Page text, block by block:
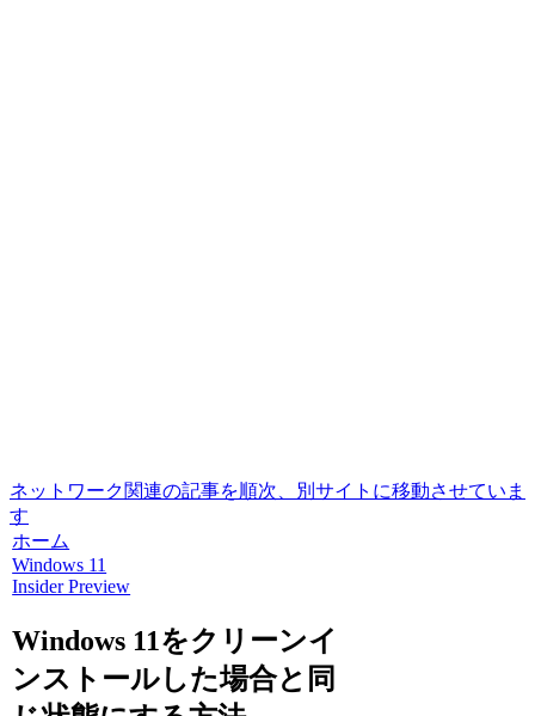
ネットワーク関連の記事を順次、別サイトに移動させていま
す
ホーム
Windows 11
Insider Preview
Windows 11をクリーンイ
ンストールした場合と同